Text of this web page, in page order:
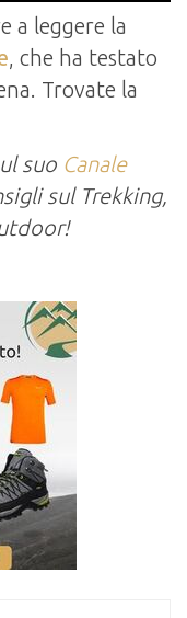
a leggere la
, che ha testato
Trovate la
suo Canale
sul Trekking,